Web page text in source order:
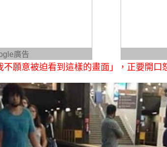
廣告
不願意被迫看到這樣的畫面」，正要開